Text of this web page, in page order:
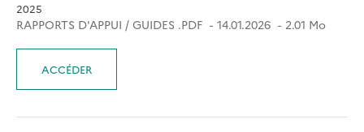
2025
RAPPORTS D'APPUI / GUIDES .PDF 14.01.2026 2.01 Mo
ACCÉDER